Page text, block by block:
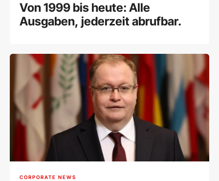
Von 1999 bis heute: Alle
Ausgaben, jederzeit abrufbar.
CORPORATE NEWS